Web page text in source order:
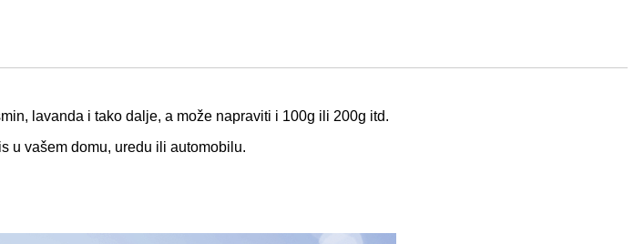
lavanda i tako dalje, a može napraviti i 100g ili 200g itd.
u vašem domu, uredu ili automobilu.